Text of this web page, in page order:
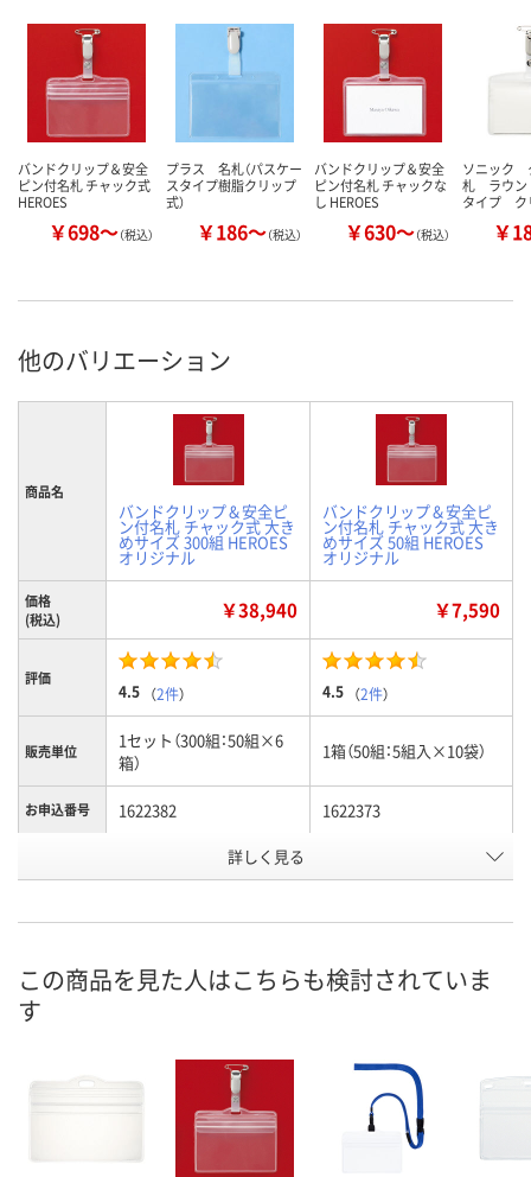
バンドクリップ＆安全
ピン付名札 チャック式
HEROES
￥698～（税込）
プラス 名札（パスケー
スタイプ樹脂クリップ
式）
￥186～（税込）
バンドクリップ＆安全
ピン付名札 チャックな
し HEROES
￥630～（税込）
ソニック
札 ラウン
タイプ ク
￥
他のバリエーション
商品名
バンドクリップ＆安全ピ
ン付名札 チャック式 大き
めサイズ 300組 HEROES
オリジナル
バンドクリップ＆安全ピ
ン付名札 チャック式 大き
めサイズ 50組 HEROES
オリジナル
価格
(税込)
￥38,940 ￥7,590
評価
4.5 （2件） 4.5 （2件）
販売単位
1セット（300組：50組×6
箱）
1箱（50組：5組入×10袋）
お申込番号 1622382 1622373
数量 数量
詳しく見る
この商品を見た人はこちらも検討されていま
す